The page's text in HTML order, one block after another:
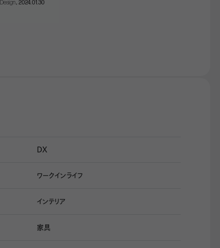
Design, 2024.01.30
DX
ワークインライフ
インテリア
家具